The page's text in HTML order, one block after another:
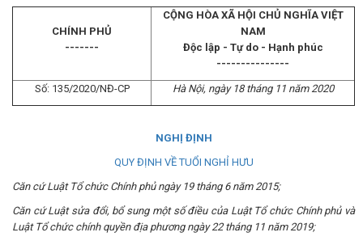
CHÍNH PHỦ
-------
CỘNG HÒA XÃ HỘI CHỦ NGHĨA VIỆT
NAM
Độc lập - Tự do - Hạnh phúc
---------------
Số: 135/2020/NĐ-CP Hà Nội, ngày 18 tháng 11 năm 2020
NGHỊ ĐỊNH
QUY ĐỊNH VỀ TUỔI NGHỈ HƯU
Căn cứ Luật Tổ chức Chính phủ ngày 19 tháng 6 năm 2015;
Căn cứ Luật sửa đổi, bổ sung một số điều của Luật Tổ chức Chính phủ và
Luật Tổ chức chính quyền địa phương ngày 22 tháng 11 năm 2019;